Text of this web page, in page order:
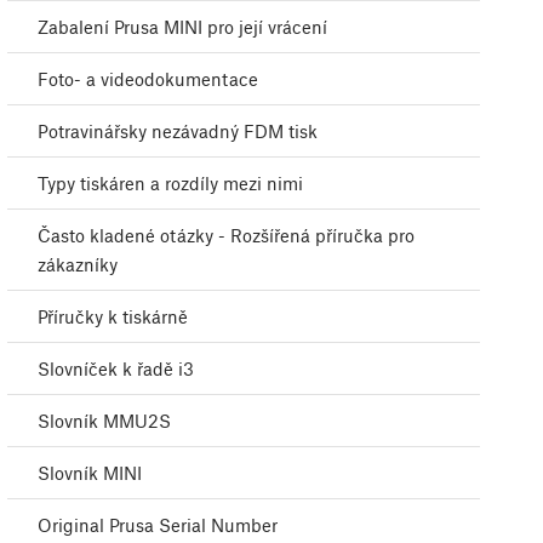
Zabalení Prusa MINI pro její vrácení
Foto- a videodokumentace
Potravinářsky nezávadný FDM tisk
Typy tiskáren a rozdíly mezi nimi
Často kladené otázky - Rozšířená příručka pro
zákazníky
Příručky k tiskárně
Slovníček k řadě i3
Slovník MMU2S
Slovník MINI
Original Prusa Serial Number